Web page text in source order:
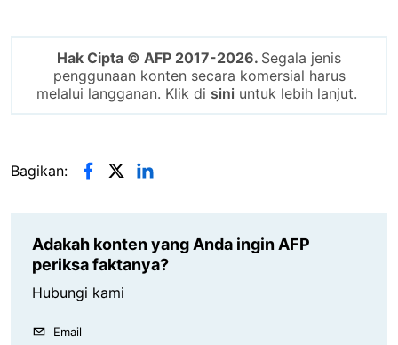
Hak Cipta © AFP 2017-2026. Segala jenis
penggunaan konten secara komersial harus
melalui langganan. Klik di sini untuk lebih lanjut.
Bagikan:
Adakah konten yang Anda ingin AFP
periksa faktanya?
Hubungi kami
Email